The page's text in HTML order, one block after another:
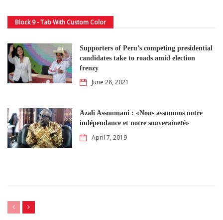
Block 9 - Tab With Custom Color
Supporters of Peru’s competing presidential
candidates take to roads amid election
frenzy
June 28, 2021
Azali Assoumani : «Nous assumons notre
indépendance et notre souveraineté»
April 7, 2019